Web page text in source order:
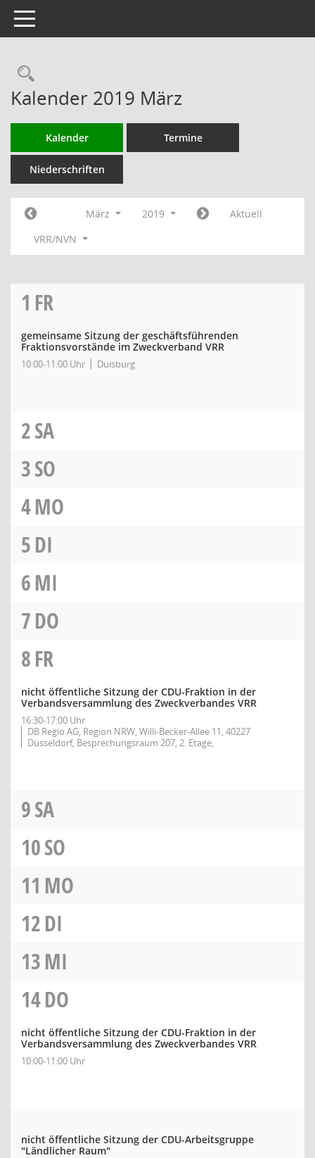
Toggle navigation
Rechercheauswahl
Kalender 2019 März
Kalender Termine
Niederschriften
März 2019
Aktuell
VRR/NVN
1 FR
gemeinsame Sitzung der geschäftsführenden
Fraktionsvorstände im Zweckverband VRR
10:00-11:00 Uhr Duisburg
2SA
3SO
4MO
5DI
6MI
7DO
8FR
nicht öffentliche Sitzung der CDU-Fraktion in der
Verbandsversammlung des Zweckverbandes VRR
16:30-17:00 Uhr
DB Regio AG, Region NRW, Willi-Becker-Allee 11, 40227
Düsseldorf, Besprechungsraum 207, 2. Etage,
9SA
10SO
11 MO
12DI
13MI
14DO
nicht öffentliche Sitzung der CDU-Fraktion in der
Verbandsversammlung des Zweckverbandes VRR
10:00-11:00 Uhr
nicht öffentliche Sitzung der CDU-Arbeitsgruppe
"Ländlicher Raum"